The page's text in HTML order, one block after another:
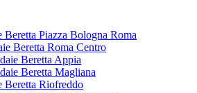
Beretta Piazza Bologna Roma
Beretta Roma Centro
Beretta Appia
Beretta Magliana
Beretta Riofreddo